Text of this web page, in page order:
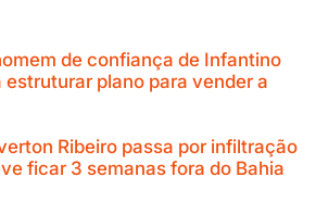
de confiança de Infantino
plano para vender a
Ribeiro passa por infiltração
ficar 3 semanas fora do Bahia